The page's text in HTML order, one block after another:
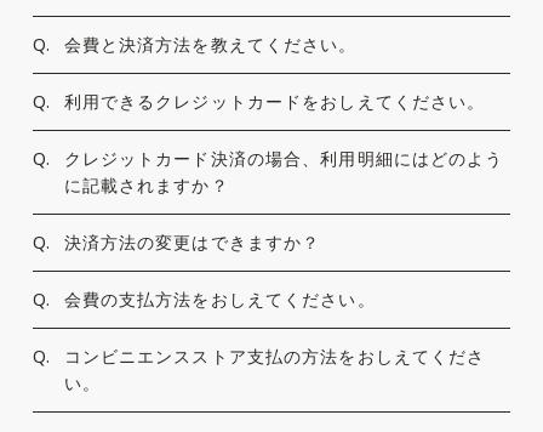
Q. 会費と決済方法を教えてください。
Q. 利用できるクレジットカードをおしえてください。
Q.
クレジットカード決済の場合、利用明細にはどのよう
に記載されますか？
Q. 決済方法の変更はできますか？
Q. 会費の支払方法をおしえてください。
Q.
コンビニエンスストア支払の方法をおしえてくださ
い。